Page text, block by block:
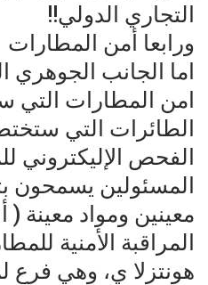
التجاري الدولي!!
ورابعا أمن المطارات
اما الجانب الجوهري
امن المطارات التي
الطائرات التي
الفحص الإليكتروني
المسئولين يسمحون
معينين ومواد معينة
المراقبة الأمنية
هونتزلا ي، وهي